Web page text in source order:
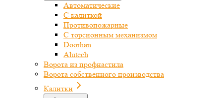
Автоматические
С калиткой
Противопожарные
С торсионным механизмом
Doorhan
Alutech
Ворота из профнастила
Ворота собственного производства
Калитки